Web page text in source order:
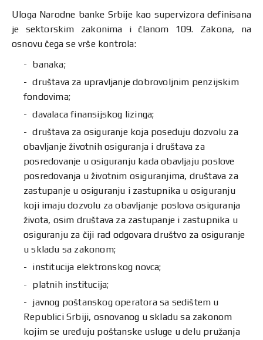
Uloga Narodne banke Srbije kao supervizora definisana
je sektorskim zakonima i članom 109. Zakona, na
osnovu čega se vrše kontrola:
banaka;
društava za upravljanje dobrovoljnim penzijskim
fondovima;
davalaca finansijskog lizinga;
društava za osiguranje koja poseduju dozvolu za
obavljanje životnih osiguranja i društava za
posredovanje u osiguranju kada obavljaju poslove
posredovanja u životnim osiguranjima, društava za
zastupanje u osiguranju i zastupnika u osiguranju
koji imaju dozvolu za obavljanje poslova osiguranja
života, osim društava za zastupanje i zastupnika u
osiguranju za čiji rad odgovara društvo za osiguranje
u skladu sa zakonom;
institucija elektronskog novca;
platnih institucija;
javnog poštanskog operatora sa sedištem u
Republici Srbiji, osnovanog u skladu sa zakonom
kojim se uređuju poštanske usluge u delu pružanja